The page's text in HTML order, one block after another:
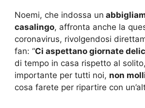
Noemi, che indossa un
casalingo, affronta anche la
coronavirus, rivolgendosi
fan: “Ci aspettano giornate
di tempo in casa rispetto al
importante per tutti noi, non
cosa farete per ripartire con